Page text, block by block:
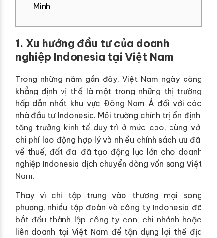
Minh
1. Xu hướng đầu tư của doanh
nghiệp Indonesia tại Việt Nam
Trong những năm gần đây, Việt Nam ngày càng
khẳng định vị thế là một trong những thị trường
hấp dẫn nhất khu vực Đông Nam Á đối với các
nhà đầu tư Indonesia. Môi trường chính trị ổn định,
tăng trưởng kinh tế duy trì ở mức cao, cùng với
chi phí lao động hợp lý và nhiều chính sách ưu đãi
về thuế, đất đai đã tạo động lực lớn cho doanh
nghiệp Indonesia dịch chuyển dòng vốn sang Việt
Nam.
Thay vì chỉ tập trung vào thương mại song
phương, nhiều tập đoàn và công ty Indonesia đã
bắt đầu thành lập công ty con, chi nhánh hoặc
liên doanh tại Việt Nam để tận dụng lợi thế địa